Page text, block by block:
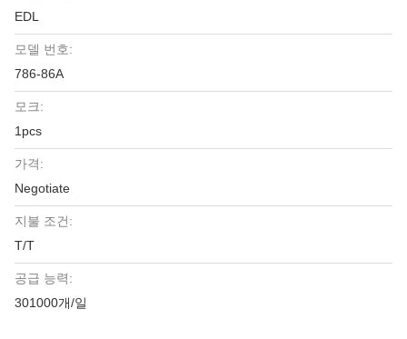
EDL
모델 번호:
786-86A
모크:
1pcs
가격:
Negotiate
지불 조건:
T/T
공급 능력:
301000개/일